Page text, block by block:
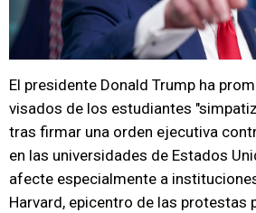
El presidente Donald Trump ha
visados de los estudiantes
tras firmar una orden ejecutiva
en las universidades de Estados
afecte especialmente a
Harvard, epicentro de las protestas